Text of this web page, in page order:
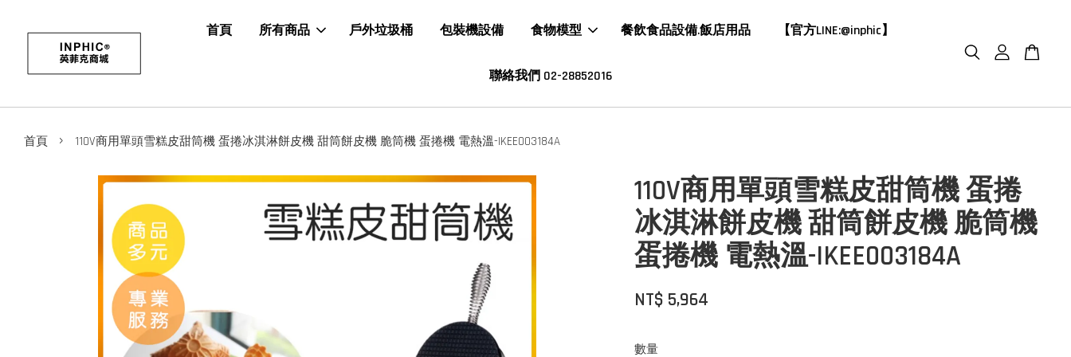
首頁 所有商品 戶外垃圾桶 包裝機設備 食物模型 餐飲食品設備.飯店用品 【官方LINE:@inphic】
聯絡我們 02-28852016
首頁 › 110V商用單頭雪糕皮甜筒機 蛋捲冰淇淋餅皮機 甜筒餅皮機 脆筒機 蛋捲機 電熱溫-IKEE003184A
110V商用單頭雪糕皮甜筒機 蛋捲
冰淇淋餅皮機 甜筒餅皮機 脆筒機
蛋捲機 電熱溫-IKEE003184A
NT$ 5,964
數量